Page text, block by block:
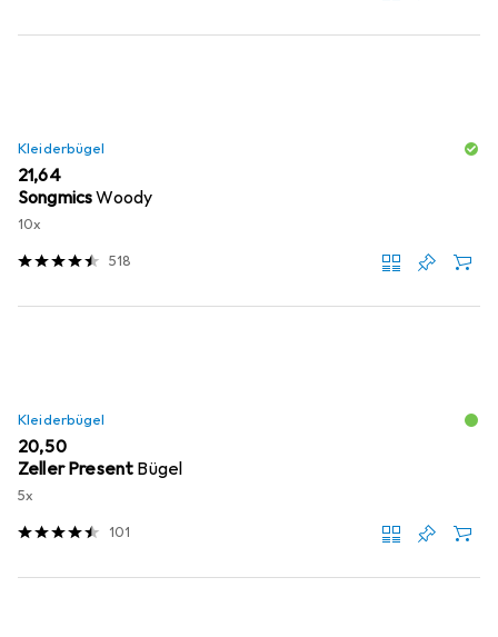
Kleiderbügel
EUR
21,64
SongmicsWoody
10x
518
Kleiderbügel
EUR
20,50
Zeller Present Bügel
5x
101